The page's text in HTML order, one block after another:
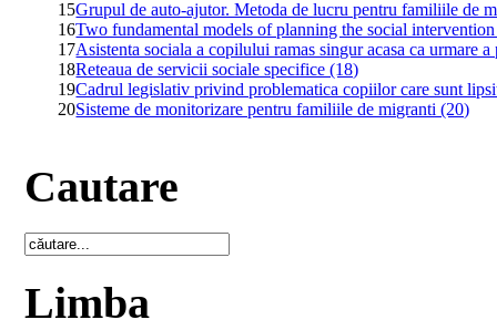
15Grupul de auto-ajutor. Metoda de lucru pentru familiile de
16Two fundamental models of planning the social
17Asistenta sociala a copilului ramas singur acasa ca urmare
18Reteaua de servicii sociale specifice (18)
19Cadrul legislativ privind problematica copiilor care sunt
20Sisteme de monitorizare pentru familiile de migranti (20)
Cautare
Limba